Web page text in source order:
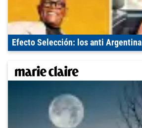
Efecto Selección: los anti Argentina